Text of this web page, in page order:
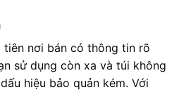
tiên nơi bán có thông tin rõ
sử dụng còn xa và túi không
hiệu bảo quản kém. Với